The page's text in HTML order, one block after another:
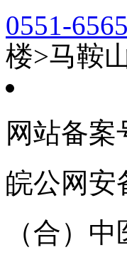
0551-
楼>马鞍
网站备案
皖公网安
（合）